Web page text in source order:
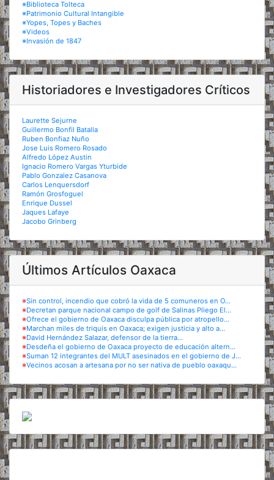
※Biblioteca Tolteca
※Patrimonio Cultural Intangible
※Yopes, Topes y Baches
※Videos
※Invasión de 1847
Historiadores e Investigadores Críticos
Laurette Sejurne
Guillermo Bonfil Batalla
Ruben Bonfiaz Nuño
Jose Luis Romero Rosado
Alfredo López Austin
Ignacio Romero Vargas Yturbide
Pablo Gonzalez Casanova
Carlos Lenquersdorf
Ramón Grosfoguel
Enrique Dussel
Jaques Lafaye
Jacobo Grinberg
Últimos Artículos Oaxaca
※Sin control, incendio que cobró la vida de 5 comuneros en O...
※Decretan parque nacional campo de golf de Salinas Pliego El...
※Ofrece el gobierno de Oaxaca disculpa pública por atropello...
※Marchan miles de triquis en Oaxaca; exigen justicia y alto a...
※David Hernández Salazar, defensor de la tierra...
※Desdeña el gobierno de Oaxaca proyecto de educación altern...
※Suman 12 integrantes del MULT asesinados en el gobierno de J...
※Vecinos acosan a artesana por no ser nativa de pueblo oaxaqu...